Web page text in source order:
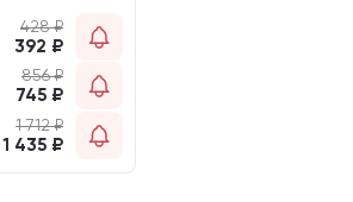
428₽
392 ₽
856₽
745 ₽
1 712₽
1 435 ₽